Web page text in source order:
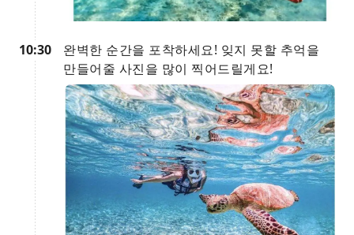
10:30
완벽한 순간을 포착하세요! 잊지 못할 추억을
만들어줄 사진을 많이 찍어드릴게요!